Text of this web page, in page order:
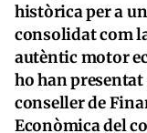
històrica per a
consolidat com
autèntic motor
ho han
conseller de
Econòmica del